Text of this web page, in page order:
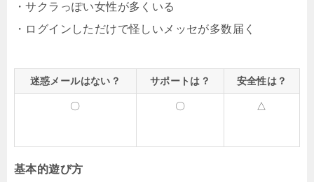
・サクラっぽい女性が多くいる
・ログインしただけで怪しいメッセが多数届く
迷惑メールはない？ サポートは？ 安全性は？
〇 〇 △
基本的遊び方